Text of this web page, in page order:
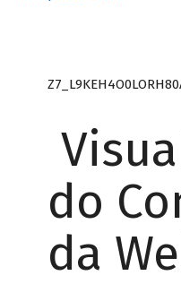
do
da